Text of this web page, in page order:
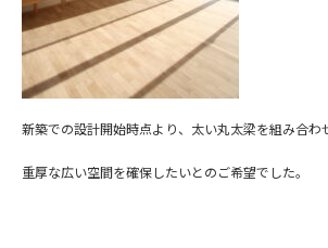
新築での設計開始時点より、太い丸太梁を組み合わ
重厚な広い空間を確保したいとのご希望でした。